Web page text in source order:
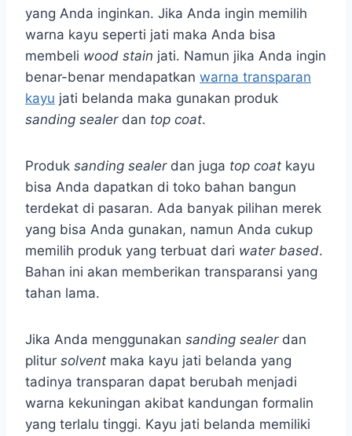
yang Anda inginkan. Jika Anda ingin memilih
warna kayu seperti jati maka Anda bisa
membeli wood stain jati. Namun jika Anda ingin
benar-benar mendapatkan warna transparan
kayu jati belanda maka gunakan produk
sanding sealerdan top coat.
Produk sanding sealerdan juga top coat kayu
bisa Anda dapatkan di toko bahan bangun
terdekat di pasaran. Ada banyak pilihan merek
yang bisa Anda gunakan, namun Anda cukup
memilih produk yang terbuat dari water based.
Bahan ini akan memberikan transparansi yang
tahan lama.
Jika Anda menggunakan sanding sealerdan
plitur solvent maka kayu jati belanda yang
tadinya transparan dapat berubah menjadi
warna kekuningan akibat kandungan formalin
yang terlalu tinggi. Kayu jati belanda memiliki